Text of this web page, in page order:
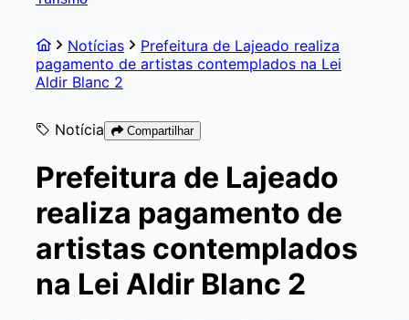
Notícias
Prefeitura de Lajeado realiza
pagamento de artistas contemplados na Lei
Aldir Blanc 2
Notícia Compartilhar
Prefeitura de Lajeado
realiza pagamento de
artistas contemplados
na Lei Aldir Blanc 2